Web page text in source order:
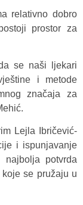
relativno dobro
prostor za
se naši ljekari
i metode
značaja za
Lejla Ibričević-
i ispunjavanje
najbolja potvrda
se pružaju u